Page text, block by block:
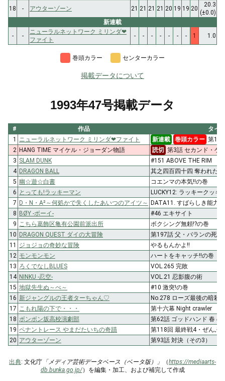
18
- アウターゾーン 21 21 21 21 20 19 19 20
20.3
(±0.0)
新連載
-
-
ニューラルネットワーク ミリンダ❤
ファイト
- - - - - - - 1 1.0
巻頭カラー センターカラー
掲載データについて
1993年47号掲載データ
# 作品
タイ
1
ニューラルネットワーク ミリンダ❤ファイト 新連載 巻頭カラー 第1話
2 HANG TIME マイケル・ジョーダン物語 読切 第3話 セカンド・ゲ
3 SLAM DUNK
#151 ABOVE THE RIM
4 DRAGON BALL
其之四百四十四 奪われた
5 幽☆遊☆白書
コエンマの本気!!の巻
6 とっても!ラッキーマン
LUCKY12: ラッキークッキ
7 D・N・A²～何処かで失くしたあいつのアイツ～ DATA11. すばらしき能力
8 BØY -ボーイ-
#46 エキサイト
9
こちら葛飾区亀有公園前派出所
ボクシング無頼!?の巻
10 DRAGON QUEST ダイの大冒険
第197話 父・バランの死の
11
ジョジョの奇妙な冒険
やるもんかよ!!
12 モンモンモン
ハートをキャッチ!!の巻
13 ろくでなしBLUES
VOL.265 完敗
14 NINKU -忍空-
VOL.21 忍影腹の術
15 地獄先生ぬ～べ～
#10 激突!の巻
16 新ジャングルの王者ターちゃん♡
No.278 ローズ最後の暗殺?
17
こもれ陽の下で・・・
第十六幕 Night crawler
18 ボンボン坂高校演劇部
第62話 ゴッドハンド 春 の
19 ペナントレース やまだたいちの奇蹟
第118回 最終戦4・ぜんぶ
20 アウターゾーン 第93話 対決（その3）
出典: 文化庁 「メディア芸術データベース（ベータ版）」 （https://mediaarts-
db.bunka.go.jp/）を編集・加工、および補完して作成